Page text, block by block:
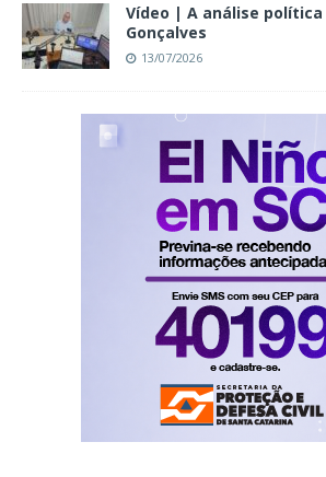
Vídeo | A análise política
Gonçalves
13/07/2026